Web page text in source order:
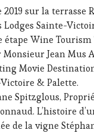
2019 sur la terrasse
Lodges Sainte-
étape Wine Tourism
Jean Mus
Movie
& Palette.
Spitzglous,
L’histoire
de la vigne